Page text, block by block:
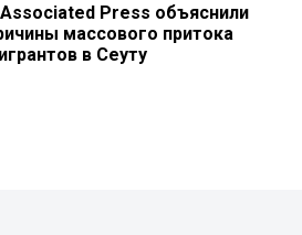
Press объяснили
массового притока
в Сеуту